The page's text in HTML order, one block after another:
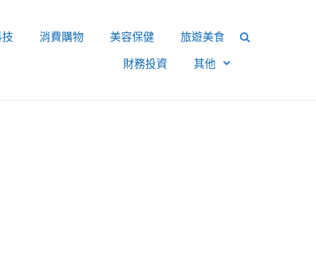
消費購物 美容保健 旅遊美食
財務投資 其他